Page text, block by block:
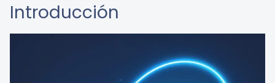
Introducción